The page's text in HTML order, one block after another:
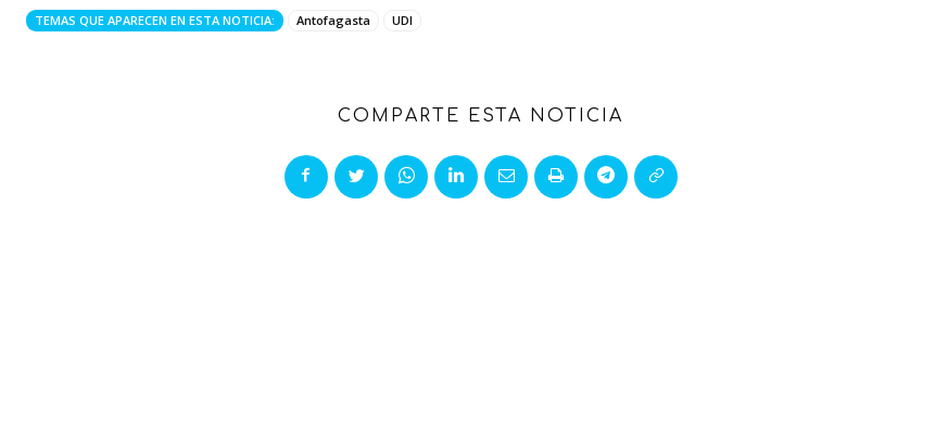
TEMAS QUE APARECEN EN ESTA NOTICIA: Antofagasta UDI
COMPARTE ESTA NOTICIA